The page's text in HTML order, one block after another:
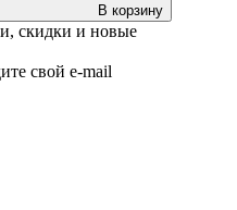
В корзину
скидки и новые
свой e-mail